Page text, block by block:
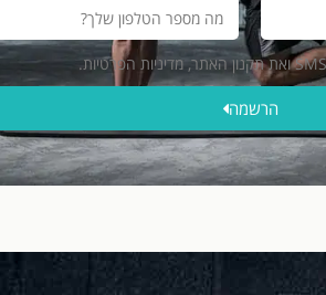
הרשמה